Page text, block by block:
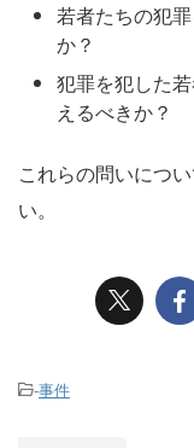
若者たちの犯
か？
犯罪を犯した
えるべきか？
これらの問いにつ
い。
-事件